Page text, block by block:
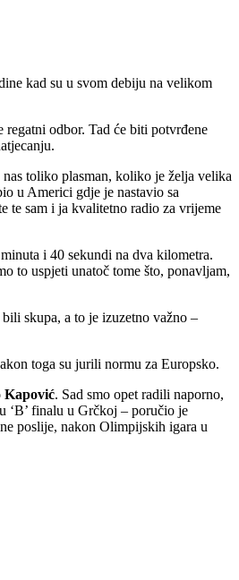
kad su u svom debiju na velikom
odbor. Tad će biti potvrđene
toliko plasman, koliko je želja velika
u Americi gdje je nastavio sa
te sam i ja kvalitetno radio za vrijeme
i 40 sekundi na dva kilometra.
to uspjeti unatoč tome što, ponavljam,
skupa, a to je izuzetno važno –
toga su jurili normu za Europsko.
Kapović. Sad smo opet radili naporno,
‘B’ finalu u Grčkoj – poručio je
poslije, nakon Olimpijskih igara u